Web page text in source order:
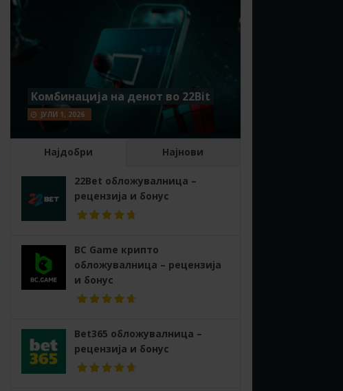
Комбинација на денот во 22Bit
ЈУЛИ 1, 2026
Најдобри Најнови
22Bet обложувалница –
рецензија и бонус
BC Game крипто
обложувалница – рецензија
и бонус
Bet365 обложувалница –
рецензија и бонус